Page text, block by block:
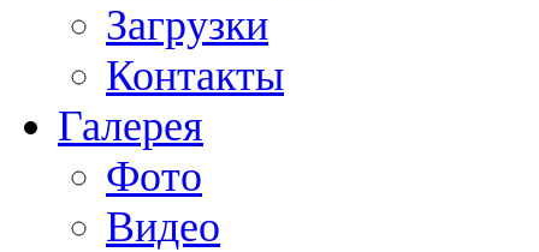
Загрузки
Контакты
Галерея
Фото
Видео